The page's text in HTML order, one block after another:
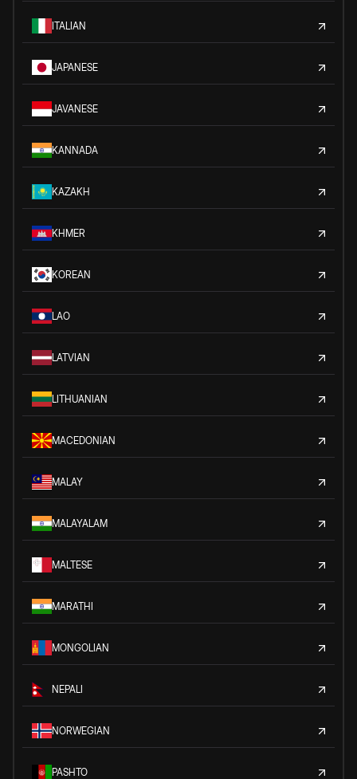
ITALIAN
JAPANESE
JAVANESE
KANNADA
KAZAKH
KHMER
KOREAN
LAO
LATVIAN
LITHUANIAN
MACEDONIAN
MALAY
MALAYALAM
MALTESE
MARATHI
MONGOLIAN
NEPALI
NORWEGIAN
PASHTO